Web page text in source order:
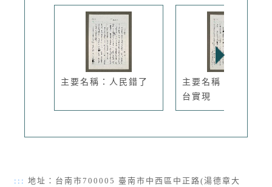
主要名稱：人民錯了
主要名稱：三不是在
台實現
::: 地址：台南市700005 臺南市中西區中正路(湯德章大